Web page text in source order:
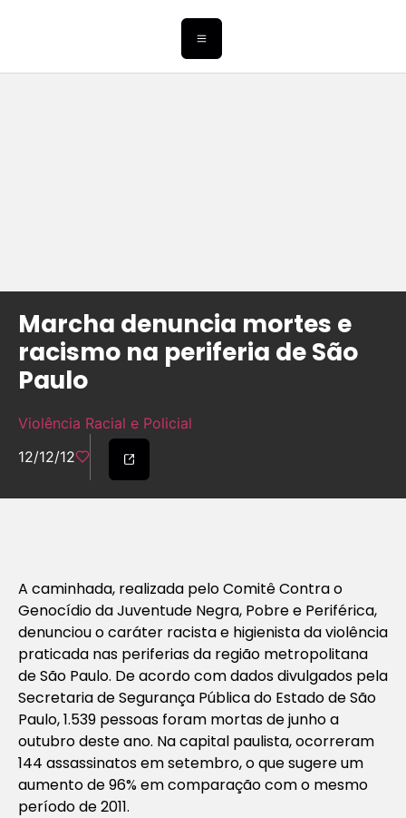
Marcha denuncia mortes e
racismo na periferia de São
Paulo
Violência Racial e Policial
12/12/12
A caminhada, realizada pelo Comitê Contra o
Genocídio da Juventude Negra, Pobre e Periférica,
denunciou o caráter racista e higienista da violência
praticada nas periferias da região metropolitana
de São Paulo. De acordo com dados divulgados pela
Secretaria de Segurança Pública do Estado de São
Paulo, 1.539 pessoas foram mortas de junho a
outubro deste ano. Na capital paulista, ocorreram
144 assassinatos em setembro, o que sugere um
aumento de 96% em comparação com o mesmo
período de 2011.